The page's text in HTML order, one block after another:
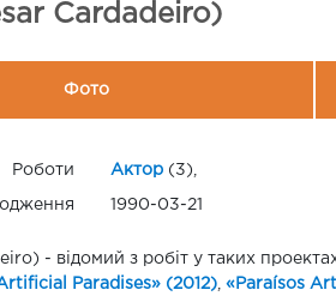
Cardadeiro)
Фото
Роботи Актор(3),
1990-03-21
- відомий з робіт у таких
Paradises» (2012) «Paraísos